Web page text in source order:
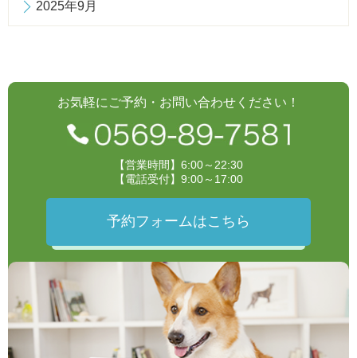
2025年9月
お気軽にご予約・お問い合わせください！
【営業時間】6:00～22:30
【電話受付】9:00～17:00
予約フォームはこちら